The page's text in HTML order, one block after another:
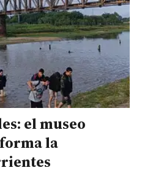
el museo
la